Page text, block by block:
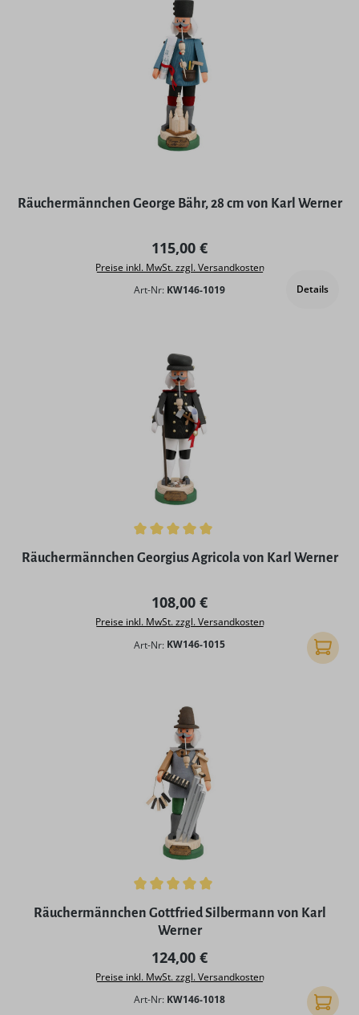
Räuchermännchen George Bähr, 28 cm von Karl Werner
Regulärer Preis:
115,00 €
Preise inkl. MwSt. zzgl. Versandkosten
Art-Nr: KW146-1019 Details
Durchschnittliche Bewertung von 5 von 5 Sternen
Räuchermännchen Georgius Agricola von Karl Werner
Regulärer Preis:
108,00 €
Preise inkl. MwSt. zzgl. Versandkosten
Art-Nr: KW146-1015 In den
Durchschnittliche Bewertung von 5 von 5 Sternen
Räuchermännchen Gottfried Silbermann von Karl
Werner
Regulärer Preis:
124,00 €
Preise inkl. MwSt. zzgl. Versandkosten
Art-Nr: KW146-1018 In den